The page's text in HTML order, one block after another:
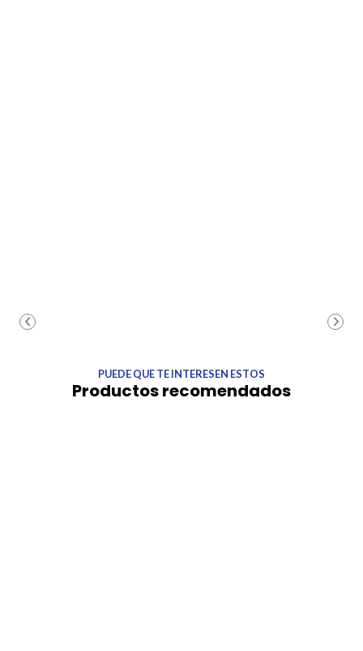
PUEDE QUE TE INTERESEN ESTOS
Productos recomendados